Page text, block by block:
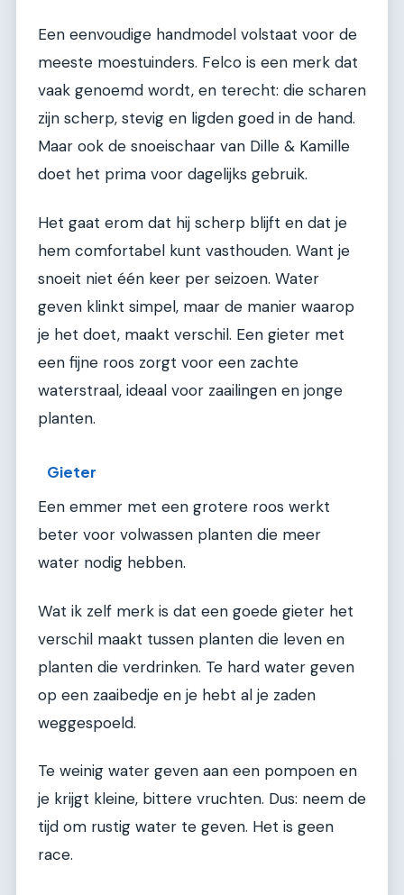
Een eenvoudige handmodel volstaat voor de
meeste moestuinders. Felco is een merk dat
vaak genoemd wordt, en terecht: die scharen
zijn scherp, stevig en ligden goed in de hand.
Maar ook de snoeischaar van Dille & Kamille
doet het prima voor dagelijks gebruik.
Het gaat erom dat hij scherp blijft en dat je
hem comfortabel kunt vasthouden. Want je
snoeit niet één keer per seizoen. Water
geven klinkt simpel, maar de manier waarop
je het doet, maakt verschil. Een gieter met
een fijne roos zorgt voor een zachte
waterstraal, ideaal voor zaailingen en jonge
planten.
Gieter
Een emmer met een grotere roos werkt
beter voor volwassen planten die meer
water nodig hebben.
Wat ik zelf merk is dat een goede gieter het
verschil maakt tussen planten die leven en
planten die verdrinken. Te hard water geven
op een zaaibedje en je hebt al je zaden
weggespoeld.
Te weinig water geven aan een pompoen en
je krijgt kleine, bittere vruchten. Dus: neem de
tijd om rustig water te geven. Het is geen
race.